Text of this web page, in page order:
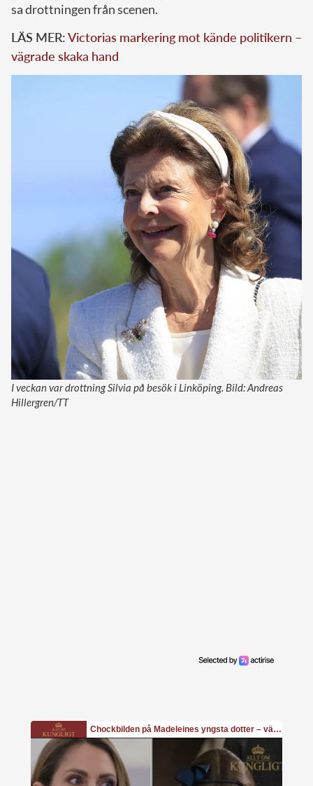
sa drottningen från scenen.
LÄS MER:Victorias markering mot kände politikern –
vägrade skaka hand
I veckan var drottning Silvia på besök i Linköping. Bild: Andreas
Hillergren/TT